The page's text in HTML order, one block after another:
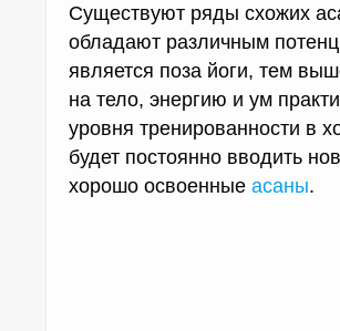
Существуют ряды схожих
обладают различным
является поза йоги, тем
на тело, энергию и ум
уровня тренированности в
будет постоянно вводить
хорошо освоенные асаны.